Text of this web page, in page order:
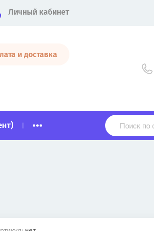
Личный кабинет
и доставка
...